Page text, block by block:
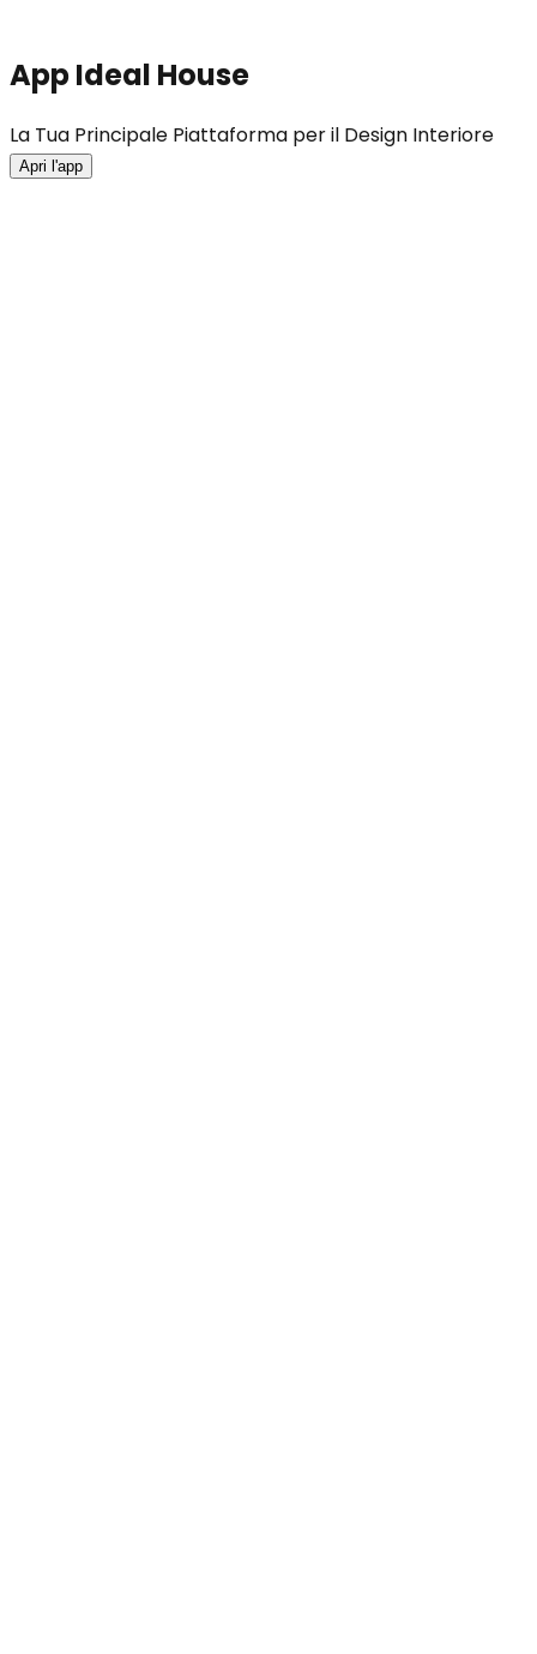
App Ideal House
La Tua Principale Piattaforma per il Design Interiore
Apri l'app